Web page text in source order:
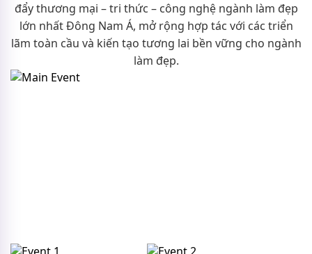
đẩy thương mại – tri thức – công nghệ ngành làm đẹp
lớn nhất Đông Nam Á, mở rộng hợp tác với các triển
lãm toàn cầu và kiến tạo tương lai bền vững cho ngành
làm đẹp.